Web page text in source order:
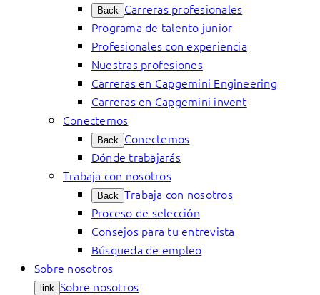
Back Carreras profesionales
Programa de talento junior
Profesionales con experiencia
Nuestras profesiones
Carreras en Capgemini Engineering
Carreras en Capgemini invent
Conectemos
Back Conectemos
Dónde trabajarás
Trabaja con nosotros
Back Trabaja con nosotros
Proceso de selección
Consejos para tu entrevista
Búsqueda de empleo
Sobre nosotros
link Sobre nosotros